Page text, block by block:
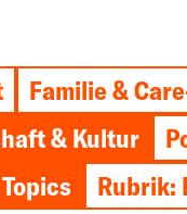
Familie &
& Kultur
Rubrik: